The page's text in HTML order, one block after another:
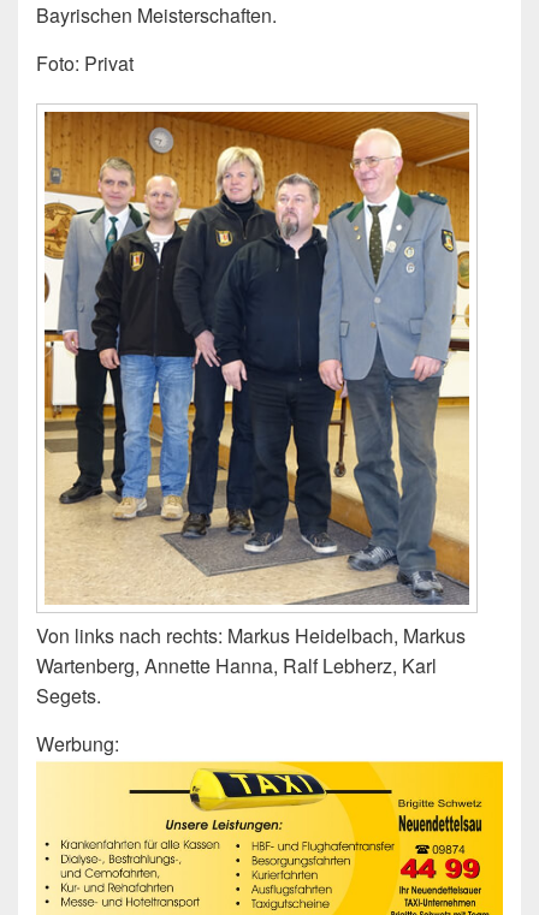
Bayrischen Meisterschaften.
Foto: Privat
Von links nach rechts: Markus Heidelbach, Markus
Wartenberg, Annette Hanna, Ralf Lebherz, Karl
Segets.
Werbung: